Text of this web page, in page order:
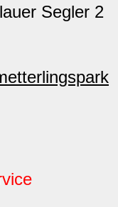
Segler 2